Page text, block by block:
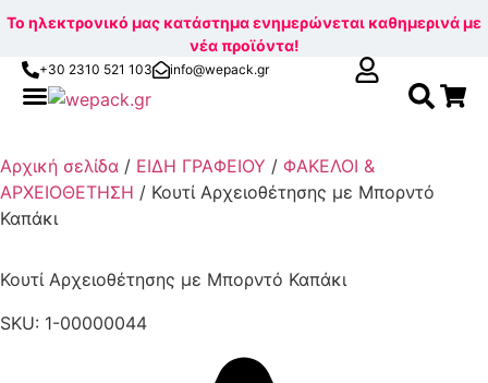
content
Το ηλεκτρονικό μας κατάστημα ενημερώνεται καθημερινά με
νέα προϊόντα!
+30 2310 521 103 info@wepack.gr
Αρχική σελίδα / ΕΙΔΗ ΓΡΑΦΕΙΟΥ / ΦΑΚΕΛΟΙ &
ΑΡΧΕΙΟΘΕΤΗΣΗ / Κουτί Αρχειοθέτησης με Μπορντό
Καπάκι
Κουτί Αρχειοθέτησης με Μπορντό Καπάκι
SKU: 1-00000044